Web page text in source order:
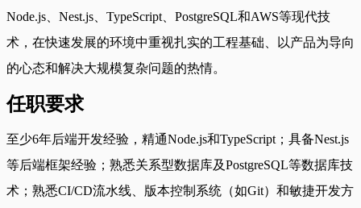
Node.js、Nest.js、TypeScript、PostgreSQL和AWS等现代技
术，在快速发展的环境中重视扎实的工程基础、以产品为导向
的心态和解决大规模复杂问题的热情。
任职要求
至少6年后端开发经验，精通Node.js和TypeScript；具备Nest.js
等后端框架经验；熟悉关系型数据库及PostgreSQL等数据库技
术；熟悉CI/CD流水线、版本控制系统（如Git）和敏捷开发方